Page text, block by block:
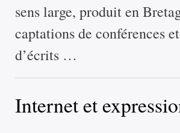
sens large, produit en
captations de conférences
d’écrits …
Internet et